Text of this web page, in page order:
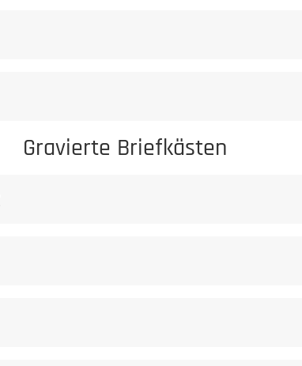
Gravierte Briefkästen